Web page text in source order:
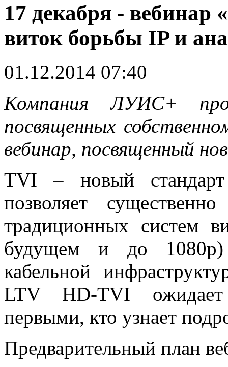
17 декабря -
виток борьбы IP и
01.12.2014 07:40
Компания ЛУИС+
посвященных
вебинар, посвященный
TVI – новый стандарт
позволяет
традиционных систем
будущем и до 1080p)
кабельной
LTV HD-TVI
первыми, кто узнает
Предварительный план